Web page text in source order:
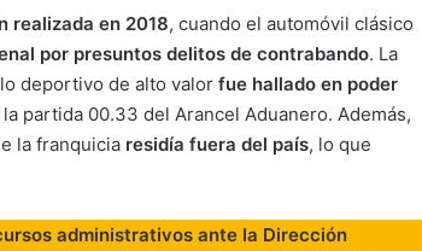
realizada en 2018, cuando el automóvil clásico
por presuntos delitos de contrabando. La
deportivo de alto valor fue hallado en poder
partida 00.33 del Arancel Aduanero. Además,
la franquicia residía fuera del país, lo que
administrativos ante la Dirección